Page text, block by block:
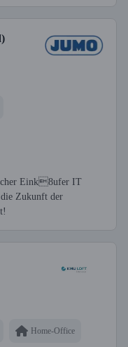
Eink8ufer IT
Zukunft der
Home-Office